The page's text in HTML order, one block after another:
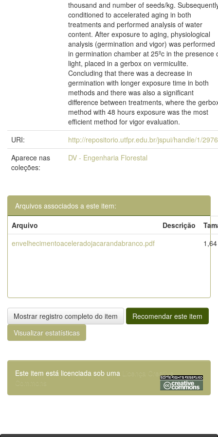
thousand and number of seeds/kg.
conditioned to accelerated aging in both
treatments and performed analysis of water
content. After exposure to aging, physiological
analysis (germination and vigor) was performed
in germination chamber at 25ºc in the presence
light, placed in a gerbox on vermiculite.
Concluding that there was a decrease in
germination with longer exposure time in both
methods and there was also a significant
difference between treatments, where the
method with 48 hours exposure was the most
efficient method for vigor evaluation.
URI:
http://repositorio.utfpr.edu.br/jspui/handle/1/
Aparece nas
coleções:
DV - Engenharia Florestal
Arquivos associados a este item:
Arquivo
Descrição
envelhecimentoaceleradojacarandabranco.pdf
Mostrar registro completo do item
Recomendar este item
Visualizar estatísticas
Este item está licenciada sob uma
Licença Creative
Commons